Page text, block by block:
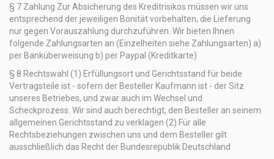
§ 7 Zahlung Zur Absicherung des Kreditrisikos müssen wir uns
entsprechend der jeweiligen Bonität vorbehalten, die Lieferung
nur gegen Vorauszahlung durchzuführen. Wir bieten Ihnen
folgende Zahlungsarten an (Einzelheiten siehe Zahlungsarten) a)
per Banküberweisung b) per Paypal (Kreditkarte)
§ 8 Rechtswahl (1) Erfüllungsort und Gerichtsstand für beide
Vertragsteile ist - sofern der Besteller Kaufmann ist - der Sitz
unseres Betriebes, und zwar auch im Wechsel und
Scheckprozess. Wir sind auch berechtigt, den Besteller an seinem
allgemeinen Gerichtsstand zu verklagen (2) Für alle
Rechtsbeziehungen zwischen uns und dem Besteller gilt
ausschließlich das Recht der Bundesrepublik Deutschland